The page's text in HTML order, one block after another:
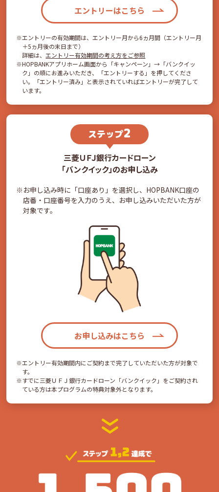
エントリーはこちら
エントリーの有効期間は、エントリー月から6ヵ月間（エントリー月
＋5ヵ月後の末日まで）
詳細は、エントリー有効期間の考え方をご参照
HOPBANKアプリホーム画面から「キャンペーン」→「バンクイッ
ク」の順にお進みいただき、「エントリーする」を押してくださ
い。「エントリー済み」と表示されていればエントリーが完了して
います。
ステップ2
三菱ＵＦＪ銀行カードローン
「バンクイック」のお申し込み
※お申し込み時に「口座あり」を選択し、HOPBANK口座の
店番・口座番号を入力のうえ、 お申し込みいただいた方が
対象です。
お申し込みはこちら
エントリー有効期間内にご契約まで完了していただいた方が対象で
す。
すでに三菱ＵＦＪ銀行カードローン「バンクイック」をご契約され
ている方は本プログラムの特典対象外となります。